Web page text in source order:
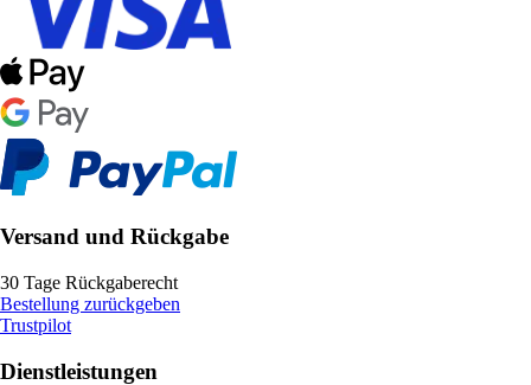
Versand und Rückgabe
30 Tage Rückgaberecht
Bestellung zurückgeben
Trustpilot
Dienstleistungen